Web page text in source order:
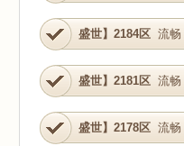
盛世】2184区 流畅
盛世】2181区 流畅
盛世】2178区 流畅